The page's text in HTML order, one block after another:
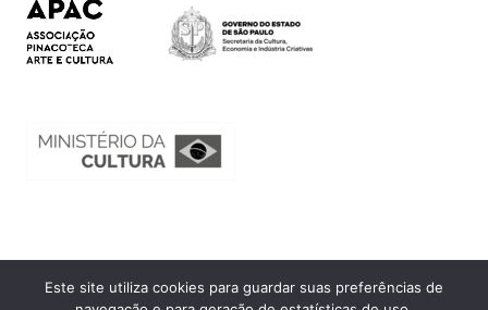
Ouvidoria
Este site utiliza cookies para guardar suas preferências de